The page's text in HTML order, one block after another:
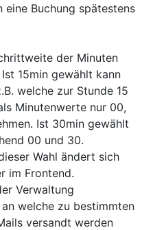
eine Buchung spätestens
der Minuten
15min gewählt kann
welche zur Stunde 15
Minutenwerte nur 00,
Ist 30min gewählt
00 und 30.
Wahl ändert sich
im Frontend.
Verwaltung
welche zu bestimmten
versandt werden